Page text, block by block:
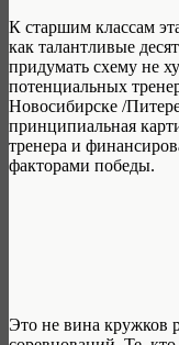
К старшим классам
как талантливые
придумать схему не
потенциальных
Новосибирске /
принципиальная
тренера и
факторами победы.
Это не вина кружков